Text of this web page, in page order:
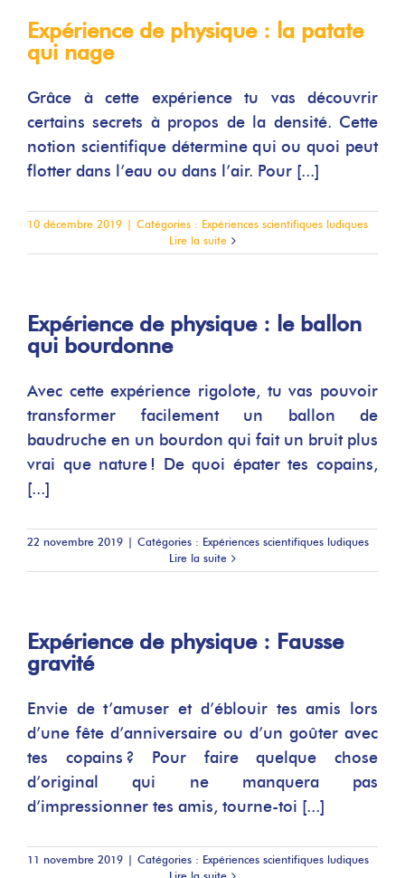
Expérience de physique : la patate
qui nage
Grâce à cette expérience tu vas découvrir
certains secrets à propos de la densité. Cette
notion scientifique détermine qui ou quoi peut
flotter dans l’eau ou dans l’air. Pour [...]
10 décembre 2019 | Catégories : Expériences scientifiques ludiques
Lire la suite
Expérience de physique : le ballon
qui bourdonne
Avec cette expérience rigolote, tu vas pouvoir
transformer facilement un ballon de
baudruche en un bourdon qui fait un bruit plus
vrai que nature ! De quoi épater tes copains,
[...]
22 novembre 2019 | Catégories : Expériences scientifiques ludiques
Lire la suite
Expérience de physique : Fausse
gravité
Envie de t’amuser et d’éblouir tes amis lors
d’une fête d’anniversaire ou d’un goûter avec
tes copains ? Pour faire quelque chose
d’original qui ne manquera pas
d’impressionner tes amis, tourne-toi [...]
11 novembre 2019 | Catégories : Expériences scientifiques ludiques